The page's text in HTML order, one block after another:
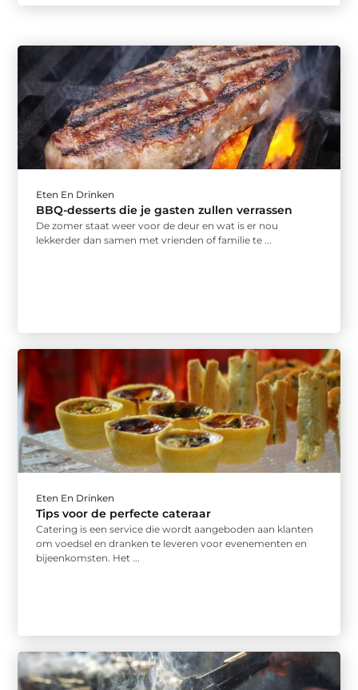
Eten En Drinken
BBQ-desserts die je gasten zullen verrassen
De zomer staat weer voor de deur en wat is er nou
lekkerder dan samen met vrienden of familie te ...
Eten En Drinken
Tips voor de perfecte cateraar
Catering is een service die wordt aangeboden aan klanten
om voedsel en dranken te leveren voor evenementen en
bijeenkomsten. Het ...